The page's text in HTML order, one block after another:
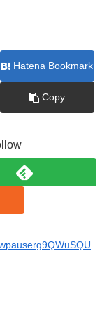
Hatena Bookmark
Copy